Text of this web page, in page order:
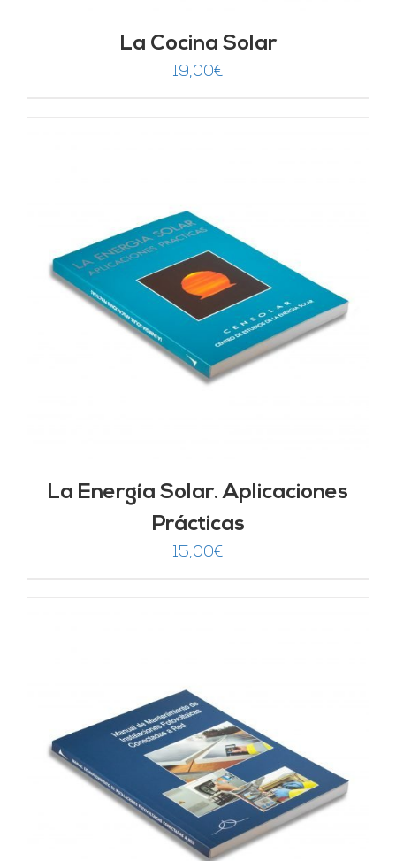
La Cocina Solar
19,00€
La Energía Solar. Aplicaciones
Prácticas
15,00€